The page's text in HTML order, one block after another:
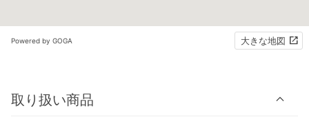
Powered by GOGA 大きな地図
取り扱い商品